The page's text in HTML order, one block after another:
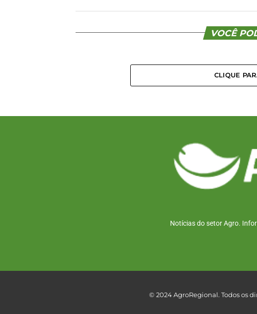
VOCÊ
CLIQUE
Notícias do setor Agro.
© 2024 AgroRegional. Todos os